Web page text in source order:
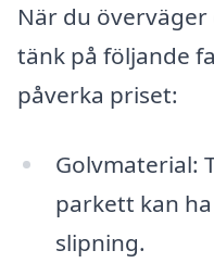
När du
tänk på följande
påverka priset:
Golvmaterial:
parkett kan
slipning.